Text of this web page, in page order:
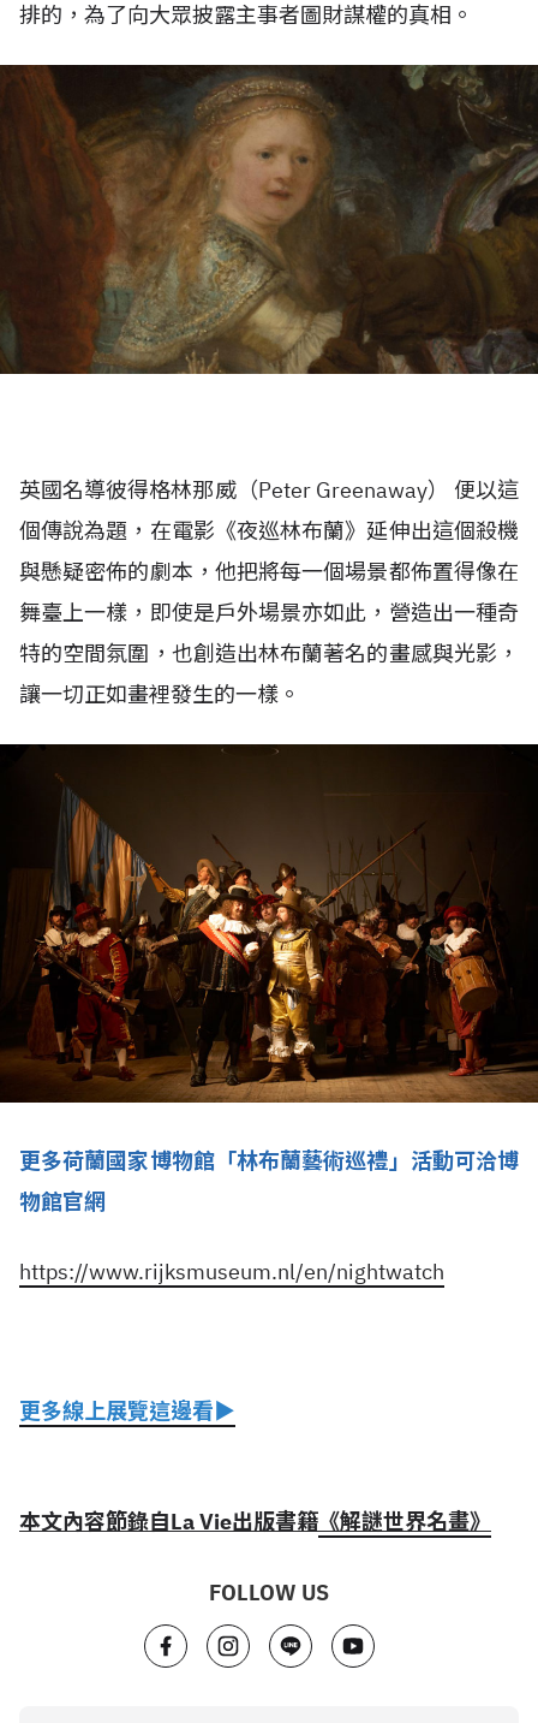
排的，為了向大眾披露主事者圖財謀權的真相。
英國名導彼得格林那威（Peter Greenaway） 便以這
個傳說為題，在電影《夜巡林布蘭》延伸出這個殺機
與懸疑密佈的劇本，他把將每一個場景都佈置得像在
舞臺上一樣，即使是戶外場景亦如此，營造出一種奇
特的空間氛圍，也創造出林布蘭著名的畫感與光影，
讓一切正如畫裡發生的一樣。
更多荷蘭國家博物館「林布蘭藝術巡禮」活動可洽博
物館官網
https://www.rijksmuseum.nl/en/nightwatch
更多線上展覽這邊看▶
本文內容節錄自La Vie出版書籍 《解謎世界名畫》
FOLLOW US